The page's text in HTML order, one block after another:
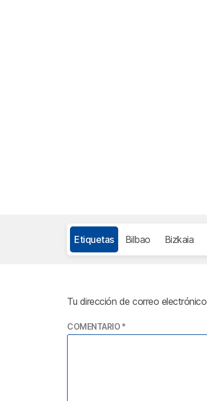
Etiquetas Bilbao Bizkaia
Tu dirección de correo
COMENTARIO *